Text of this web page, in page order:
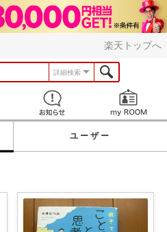
楽天トップへ
詳細検索
見つける お知らせ
ユーザー